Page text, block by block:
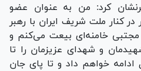
کرد: من به عنوان عضو
کنار ملت شریف ایران با رهبر
مجتبی خامنه‌ای بیعت می‌کنم و
و شهدای عزیزمان را تا
ادامه خواهم داد و تا پای جان